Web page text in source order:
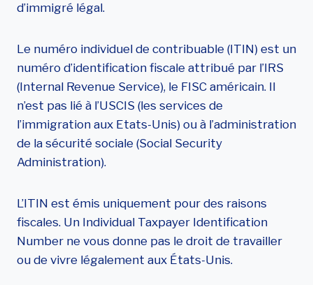
d’immigré légal.
Le numéro individuel de contribuable (ITIN) est un
numéro d’identification fiscale attribué par l’IRS
(Internal Revenue Service), le FISC américain. Il
n’est pas lié à l’USCIS (les services de
l’immigration aux Etats-Unis) ou à l’administration
de la sécurité sociale (Social Security
Administration).
L’ITIN est émis uniquement pour des raisons
fiscales. Un Individual Taxpayer Identification
Number ne vous donne pas le droit de travailler
ou de vivre légalement aux États-Unis.